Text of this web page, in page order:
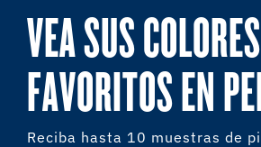
VEA SUS COLORES
FAVORITOS EN
Reciba hasta 10 muestras de